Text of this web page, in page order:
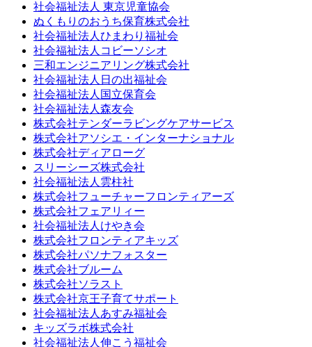
社会福祉法人 東京児童協会
ぬくもりのおうち保育株式会社
社会福祉法人ひまわり福祉会
社会福祉法人コビーソシオ
三和エンジニアリング株式会社
社会福祉法人日の出福祉会
社会福祉法人国立保育会
社会福祉法人森友会
株式会社テンダーラビングケアサービス
株式会社アソシエ・インターナショナル
株式会社ディアローグ
スリーシーズ株式会社
社会福祉法人雲柱社
株式会社フューチャーフロンティアーズ
株式会社フェアリィー
社会福祉法人けやき会
株式会社フロンティアキッズ
株式会社パソナフォスター
株式会社ブルーム
株式会社ソラスト
株式会社京王子育てサポート
社会福祉法人あすみ福祉会
キッズラボ株式会社
社会福祉法人伸こう福祉会